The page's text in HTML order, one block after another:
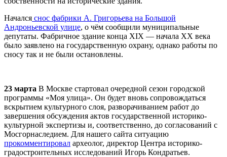
Начался снос фабрики А. Григорьева на Большой
Андроньевской улице, о чём сообщили муниципальные
депутаты. Фабричное здание конца XIX — начала XX века
было заявлено на государственную охрану, однако работы по
сносу так и не были остановлены.
23 марта В Москве стартовал очередной сезон городской
программы «Моя улица». Он будет вновь сопровождаться
вскрытием культурного слоя, разворачиванием работ до
завершения обсуждения актов государственной историко-
культурной экспертизы и, соответственно, до согласований с
Мосгорнаследием. Для нашего сайта ситуацию
прокомментировал археолог, директор Центра историко-
градостроительных исследований Игорь Кондратьев.